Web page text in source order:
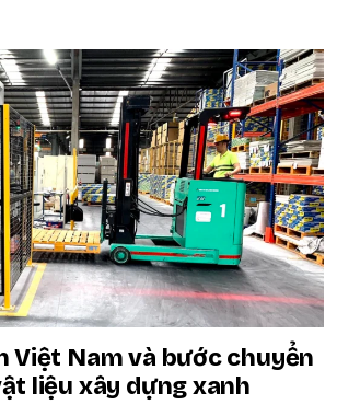
Việt Nam và bước chuyển
liệu xây dựng xanh